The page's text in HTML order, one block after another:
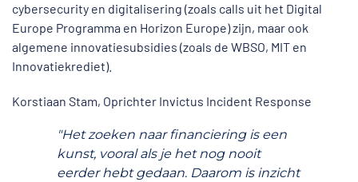
cybersecurity en digitalisering (zoals calls uit het Digital
Europe Programma en Horizon Europe) zijn, maar ook
algemene innovatiesubsidies (zoals de WBSO, MIT en
Innovatiekrediet).
Korstiaan Stam, Oprichter Invictus Incident Response
"Het zoeken naar financiering is een
kunst, vooral als je het nog nooit
eerder hebt gedaan. Daarom is inzicht